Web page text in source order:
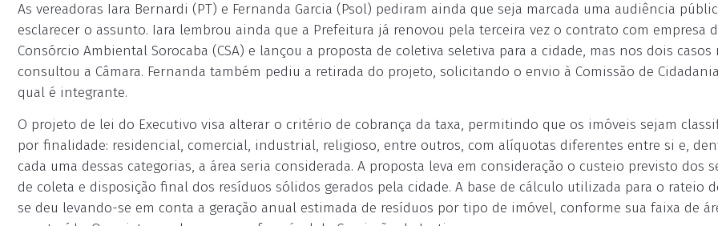
As vereadoras Iara Bernardi (PT) e Fernanda Garcia (Psol) pediram ainda que seja marcada uma audiência
esclarecer o assunto. Iara lembrou ainda que a Prefeitura já renovou pela terceira vez o contrato com empresa
Consórcio Ambiental Sorocaba (CSA) e lançou a proposta de coletiva seletiva para a cidade, mas nos dois casos
consultou a Câmara. Fernanda também pediu a retirada do projeto, solicitando o envio à Comissão de
qual é integrante.
O projeto de lei do Executivo visa alterar o critério de cobrança da taxa, permitindo que os imóveis sejam
por finalidade: residencial, comercial, industrial, religioso, entre outros, com alíquotas diferentes entre si e,
cada uma dessas categorias, a área seria considerada. A proposta leva em consideração o custeio previsto dos
de coleta e disposição final dos resíduos sólidos gerados pela cidade. A base de cálculo utilizada para o rateio
se deu levando-se em conta a geração anual estimada de resíduos por tipo de imóvel, conforme sua faixa de